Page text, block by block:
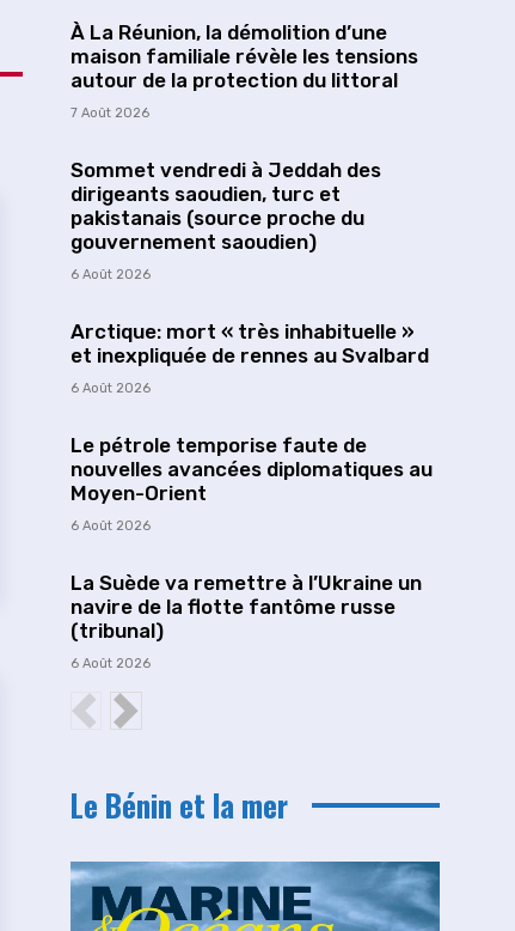
À La Réunion, la démolition d’une
maison familiale révèle les tensions
autour de la protection du littoral
7 Août 2026
Sommet vendredi à Jeddah des
dirigeants saoudien, turc et
pakistanais (source proche du
gouvernement saoudien)
6 Août 2026
Arctique: mort « très inhabituelle »
et inexpliquée de rennes au Svalbard
6 Août 2026
Le pétrole temporise faute de
nouvelles avancées diplomatiques au
Moyen-Orient
6 Août 2026
La Suède va remettre à l’Ukraine un
navire de la flotte fantôme russe
(tribunal)
6 Août 2026
Le Bénin et la mer